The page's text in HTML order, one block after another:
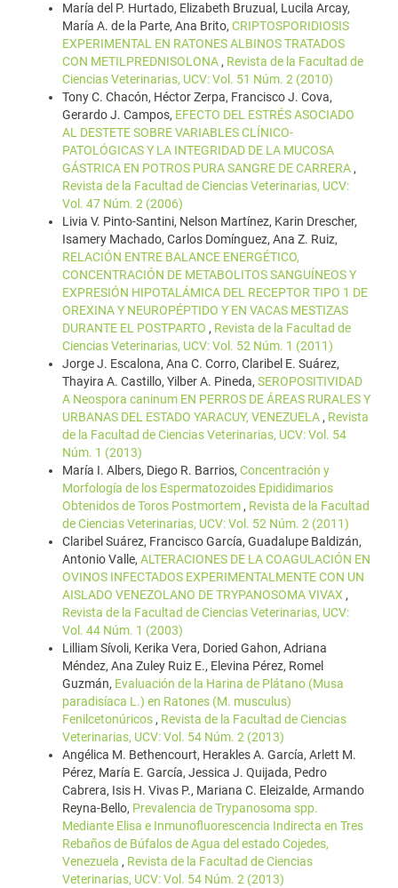
María del P. Hurtado, Elizabeth Bruzual, Lucila Arcay,
María A. de la Parte, Ana Brito, CRIPTOSPORIDIOSIS
EXPERIMENTAL EN RATONES ALBINOS TRATADOS
CON METILPREDNISOLONA , Revista de la Facultad de
Ciencias Veterinarias, UCV: Vol. 51 Núm. 2 (2010)
Tony C. Chacón, Héctor Zerpa, Francisco J. Cova,
Gerardo J. Campos, EFECTO DEL ESTRÉS ASOCIADO
AL DESTETE SOBRE VARIABLES CLÍNICO-
PATOLÓGICAS Y LA INTEGRIDAD DE LA MUCOSA
GÁSTRICA EN POTROS PURA SANGRE DE CARRERA ,
Revista de la Facultad de Ciencias Veterinarias, UCV:
Vol. 47 Núm. 2 (2006)
Livia V. Pinto-Santini, Nelson Martínez, Karin Drescher,
Isamery Machado, Carlos Domínguez, Ana Z. Ruiz,
RELACIÓN ENTRE BALANCE ENERGÉTICO,
CONCENTRACIÓN DE METABOLITOS SANGUÍNEOS Y
EXPRESIÓN HIPOTALÁMICA DEL RECEPTOR TIPO 1 DE
OREXINA Y NEUROPÉPTIDO Y EN VACAS MESTIZAS
DURANTE EL POSTPARTO , Revista de la Facultad de
Ciencias Veterinarias, UCV: Vol. 52 Núm. 1 (2011)
Jorge J. Escalona, Ana C. Corro, Claribel E. Suárez,
Thayira A. Castillo, Yilber A. Pineda, SEROPOSITIVIDAD
A Neospora caninum EN PERROS DE ÁREAS RURALES Y
URBANAS DEL ESTADO YARACUY, VENEZUELA , Revista
de la Facultad de Ciencias Veterinarias, UCV: Vol. 54
Núm. 1 (2013)
María I. Albers, Diego R. Barrios, Concentración y
Morfología de los Espermatozoides Epididimarios
Obtenidos de Toros Postmortem , Revista de la Facultad
de Ciencias Veterinarias, UCV: Vol. 52 Núm. 2 (2011)
Claribel Suárez, Francisco García, Guadalupe Baldizán,
Antonio Valle, ALTERACIONES DE LA COAGULACIÓN EN
OVINOS INFECTADOS EXPERIMENTALMENTE CON UN
AISLADO VENEZOLANO DE TRYPANOSOMA VIVAX ,
Revista de la Facultad de Ciencias Veterinarias, UCV:
Vol. 44 Núm. 1 (2003)
Lilliam Sívoli, Kerika Vera, Doried Gahon, Adriana
Méndez, Ana Zuley Ruiz E., Elevina Pérez, Romel
Guzmán, Evaluación de la Harina de Plátano (Musa
paradisíaca L.) en Ratones (M. musculus)
Fenilcetonúricos , Revista de la Facultad de Ciencias
Veterinarias, UCV: Vol. 54 Núm. 2 (2013)
Angélica M. Bethencourt, Herakles A. García, Arlett M.
Pérez, María E. García, Jessica J. Quijada, Pedro
Cabrera, Isis H. Vivas P., Mariana C. Eleizalde, Armando
Reyna-Bello, Prevalencia de Trypanosoma spp.
Mediante Elisa e Inmunofluorescencia Indirecta en Tres
Rebaños de Búfalos de Agua del estado Cojedes,
Venezuela , Revista de la Facultad de Ciencias
Veterinarias, UCV: Vol. 54 Núm. 2 (2013)